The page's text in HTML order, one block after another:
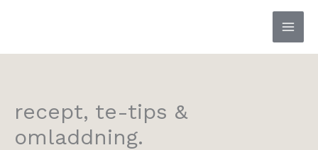
recept, te-tips &
omladdning.